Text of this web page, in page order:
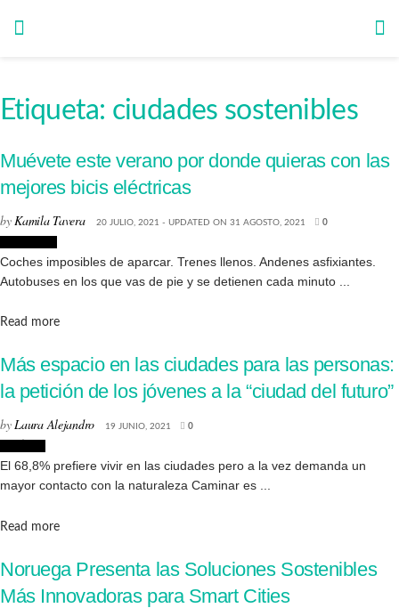
Etiqueta: ciudades sostenibles
Muévete este verano por donde quieras con las
mejores bicis eléctricas
byKamila Tavera 20 JULIO, 2021 - UPDATED ON 31 AGOSTO, 2021 0
Coches imposibles de aparcar. Trenes llenos. Andenes asfixiantes.
Autobuses en los que vas de pie y se detienen cada minuto ...
Read moreDetails
Más espacio en las ciudades para las personas:
la petición de los jóvenes a la “ciudad del futuro”
byLaura Alejandro 19 JUNIO, 2021 0
El 68,8% prefiere vivir en las ciudades pero a la vez demanda un
mayor contacto con la naturaleza Caminar es ...
Read moreDetails
Noruega Presenta las Soluciones Sostenibles
Más Innovadoras para Smart Cities